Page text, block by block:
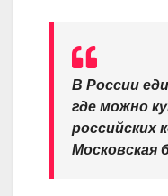
В России
где можно
российских
Московская